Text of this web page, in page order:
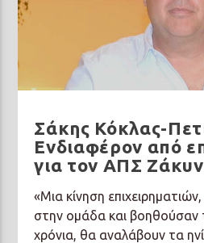
Current track
ΤΡΑΒΑ ΡΕ ΜΑΓΚΑ
ΕΛΕΝΗ ΤΣΑΛΙΓΟΠΟΥΛΟΥ
Σάκης Κόκλας-
Ενδιαφέρον από
για τον ΑΠΣ
«Μια κίνηση
στην ομάδα και βοηθούσαν
χρόνια, θα αναλάβουν τα